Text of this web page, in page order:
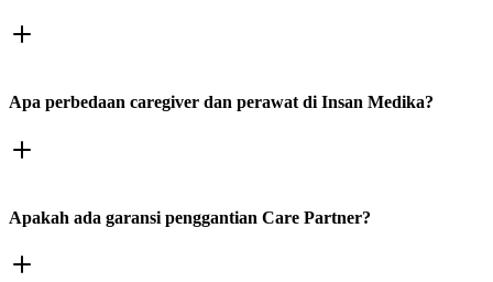
Apa perbedaan caregiver dan perawat di Insan Medika?
Apakah ada garansi penggantian Care Partner?